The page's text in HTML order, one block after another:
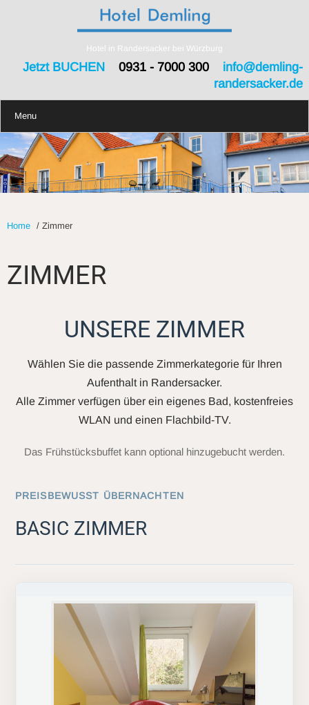
Hotel in Randersacker bei Würzburg
Jetzt BUCHEN0931 - 7000 300 info@demling-
randersacker.de
Menu
Home / Zimmer
ZIMMER
UNSERE ZIMMER
Wählen Sie die passende Zimmerkategorie für Ihren
Aufenthalt in Randersacker.
Alle Zimmer verfügen über ein eigenes Bad, kostenfreies
WLAN und einen Flachbild-TV.
Das Frühstücksbuffet kann optional hinzugebucht werden.
PREISBEWUSST ÜBERNACHTEN
BASIC ZIMMER